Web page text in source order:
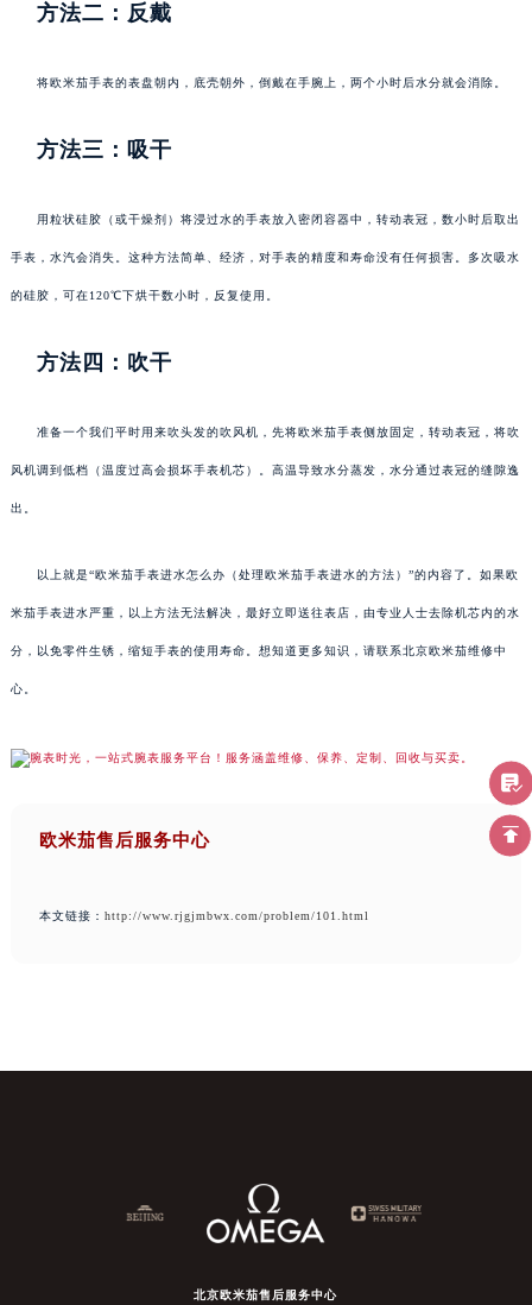
方法二：反戴
将欧米茄手表的表盘朝内，底壳朝外，倒戴在手腕上，两个小时后水分就会消除。
方法三：吸干
用粒状硅胶（或干燥剂）将浸过水的手表放入密闭容器中，转动表冠，数小时后取出
手表，水汽会消失。这种方法简单、经济，对手表的精度和寿命没有任何损害。多次吸水
的硅胶，可在120℃下烘干数小时，反复使用。
方法四：吹干
准备一个我们平时用来吹头发的吹风机，先将欧米茄手表侧放固定，转动表冠，将吹
风机调到低档（温度过高会损坏手表机芯）。高温导致水分蒸发，水分通过表冠的缝隙逸
出。
以上就是“欧米茄手表进水怎么办（处理欧米茄手表进水的方法）”的内容了。如果欧
米茄手表进水严重，以上方法无法解决，最好立即送往表店，由专业人士去除机芯内的水
分，以免零件生锈，缩短手表的使用寿命。想知道更多知识，请联系北京欧米茄维修中
心。
欧米茄售后服务中心
本文链接： http://www.rjgjmbwx.com/problem/101.html
北京欧米茄售后服务中心